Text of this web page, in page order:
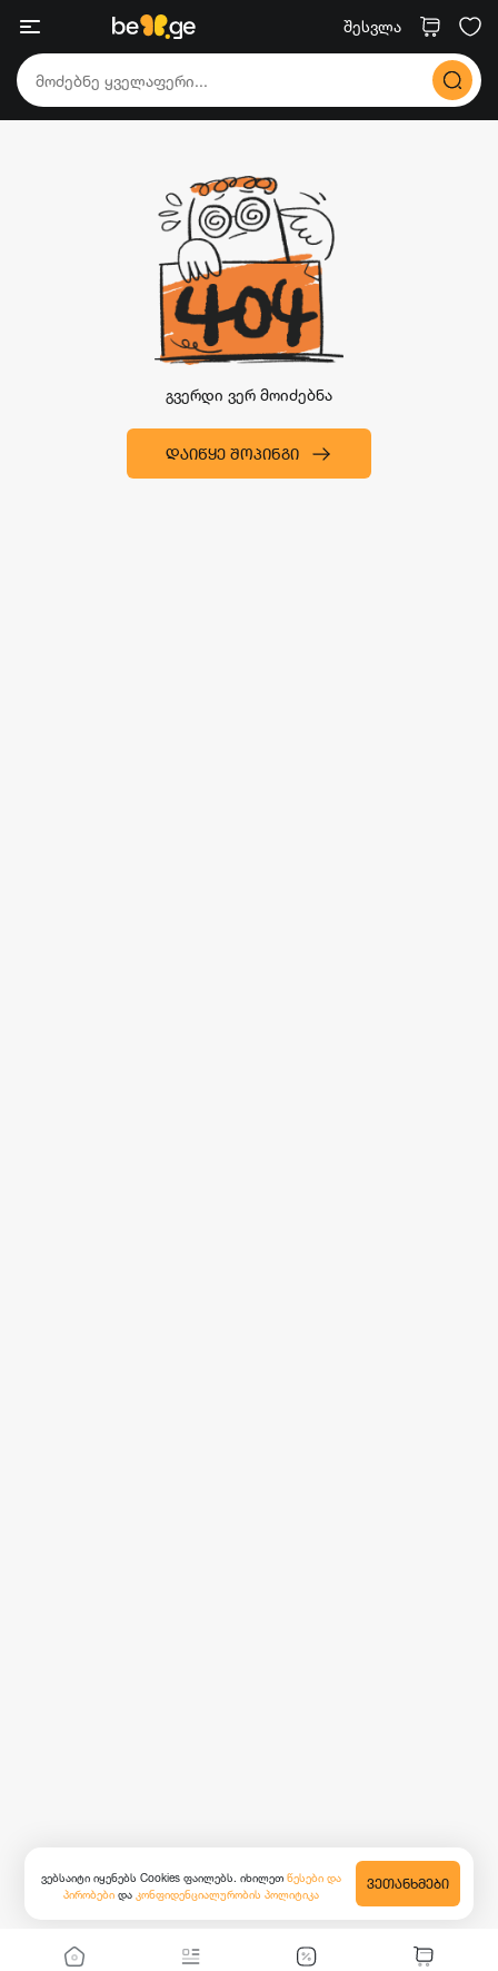
შესვლა
გვერდი ვერ მოიძებნა
ᲓᲐᲘᲬᲧᲔ ᲨᲝᲞᲘᲜᲒᲘ
ვებსაიტი იყენებს Cookies ფაილებს. იხილეთ წესები და
პირობები და კონფიდენციალურობის პოლიტიკა
ᲕᲔᲗᲐᲜᲮᲛᲔᲑᲘ